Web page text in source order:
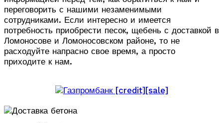
переговорить с нашими незаменимыми
сотрудниками. Если интересно и имеется
потребность приобрести песок, щебень с доставкой в
Ломоносове и Ломоносовском районе, то не
расходуйте напрасно свое время, а просто
приходите к нам.